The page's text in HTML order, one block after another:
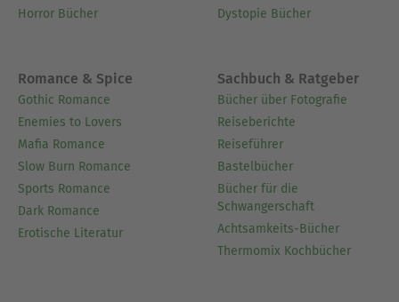
Horror Bücher
Dystopie Bücher
Romance & Spice
Gothic Romance
Enemies to Lovers
Mafia Romance
Slow Burn Romance
Sports Romance
Dark Romance
Erotische Literatur
Sachbuch & Ratgeber
Bücher über Fotografie
Reiseberichte
Reiseführer
Bastelbücher
Bücher für die
Schwangerschaft
Achtsamkeits-Bücher
Thermomix Kochbücher